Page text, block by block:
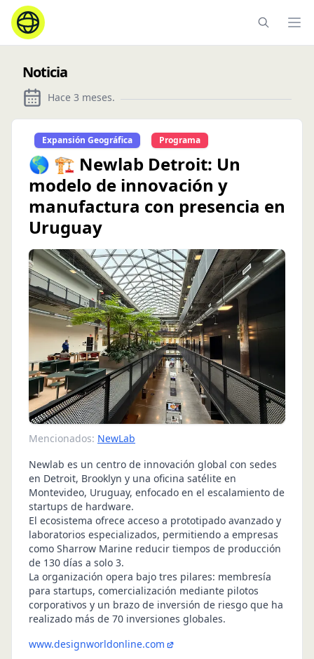
Noticia
Hace 3 meses.
Expansión Geográfica Programa
🌎 🏗️ Newlab Detroit: Un
modelo de innovación y
manufactura con presencia en
Uruguay
Mencionados: NewLab
Newlab es un centro de innovación global con sedes
en Detroit, Brooklyn y una oficina satélite en
Montevideo, Uruguay, enfocado en el escalamiento de
startups de hardware.
El ecosistema ofrece acceso a prototipado avanzado y
laboratorios especializados, permitiendo a empresas
como Sharrow Marine reducir tiempos de producción
de 130 días a solo 3.
La organización opera bajo tres pilares: membresía
para startups, comercialización mediante pilotos
corporativos y un brazo de inversión de riesgo que ha
realizado más de 70 inversiones globales.
www.designworldonline.com